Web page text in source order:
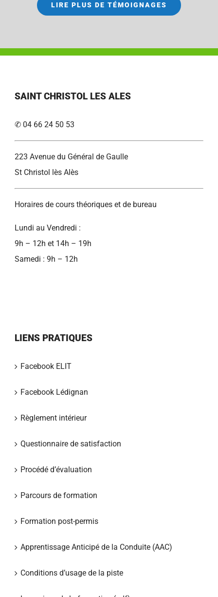
LIRE PLUS DE TÉMOIGNAGES
SAINT CHRISTOL LES ALES
✆ 04 66 24 50 53
223 Avenue du Général de Gaulle
St Christol lès Alès
Horaires de cours théoriques et de bureau
Lundi au Vendredi :
9h – 12h et 14h – 19h
Samedi : 9h – 12h
LIENS PRATIQUES
Facebook ELIT
Facebook Lédignan
Règlement intérieur
Questionnaire de satisfaction
Procédé d’évaluation
Parcours de formation
Formation post-permis
Apprentissage Anticipé de la Conduite (AAC)
Conditions d’usage de la piste